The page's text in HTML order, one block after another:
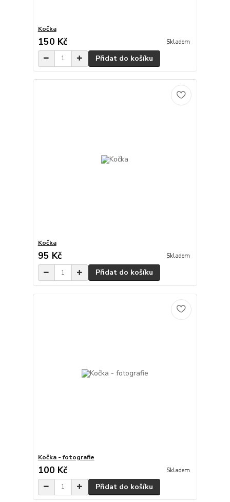
Kočka
150 Kč Skladem
Přidat do košíku
Kočka
95 Kč Skladem
Přidat do košíku
Kočka - fotografie
100 Kč Skladem
Přidat do košíku